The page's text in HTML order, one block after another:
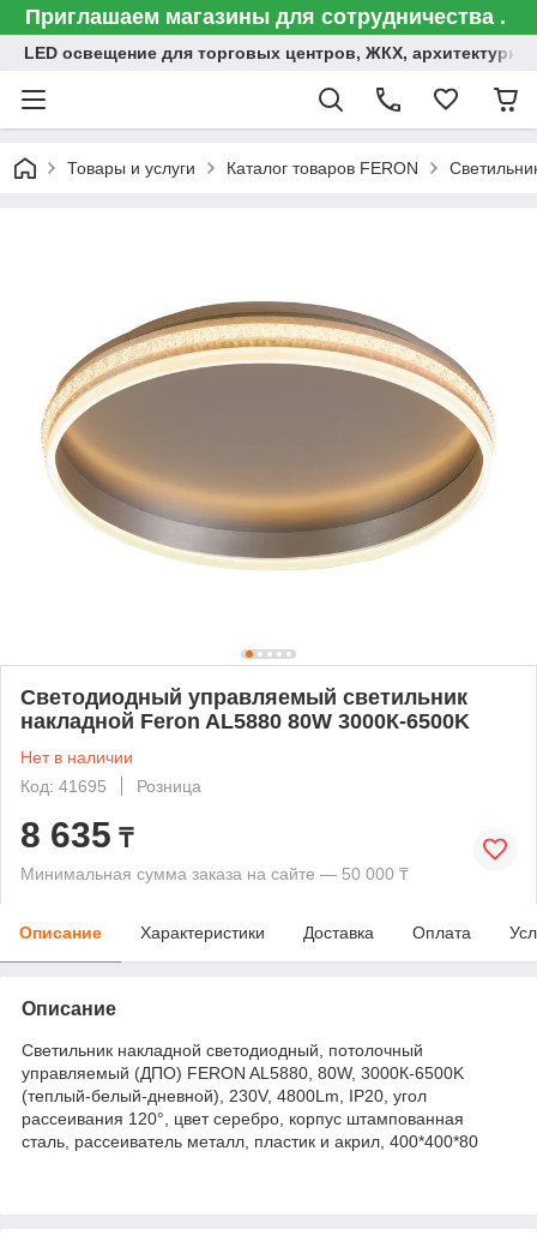
Приглашаем магазины для сотрудничества .
LED освещение для торговых центров, ЖКХ,
Товары и услуги Каталог товаров FERON
Светодиодный управляемый светильник
накладной Feron AL5880 80W 3000К-6500K
Нет в наличии
Код: 41695
Розница
8 635 ₸
Минимальная сумма заказа на сайте — 50 000 ₸
Описание Характеристики Доставка Оплата
Описание
Светильник накладной светодиодный, потолочный
управляемый (ДПО) FERON AL5880, 80W, 3000К-6500K
(теплый-белый-дневной), 230V, 4800Lm, IP20, угол
рассеивания 120°, цвет серебро, корпус штампованная
сталь, рассеиватель металл, пластик и акрил, 400*400*80